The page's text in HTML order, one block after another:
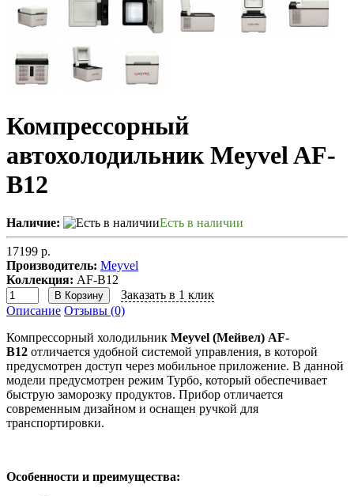
Компрессорный
автохолодильник Meyvel AF-
B12
Наличие: Есть в наличии
17199 р.
Производитель: Meyvel
Коллекция: AF-B12
В Корзину
Заказать в 1 клик
Описание Отзывы (0)
Компрессорный холодильник Meyvel (Мейвел) AF-
B12 отличается удобной системой управления, в которой
предусмотрен доступ через мобильное приложение. В данной
модели предусмотрен режим Турбо, который обеспечивает
быструю заморозку продуктов. Прибор отличается
современным дизайном и оснащен ручкой для
транспортировки.
Особенности и преимущества: